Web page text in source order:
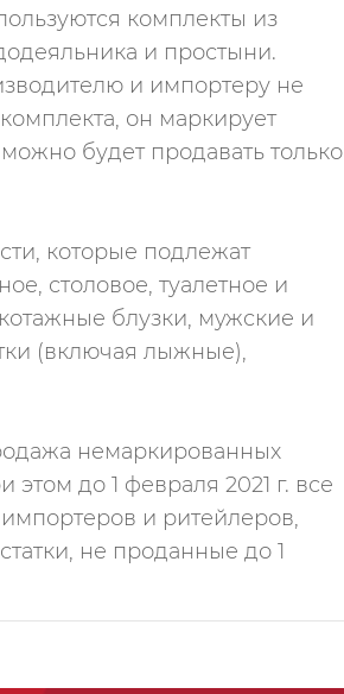
комплекты из
и простыни.
и импортеру не
он маркирует
будет продавать только
которые подлежат
столовое, туалетное и
блузки, мужские и
(включая лыжные),
немаркированных
до 1 февраля 2021 г. все
и ритейлеров,
не проданные до 1